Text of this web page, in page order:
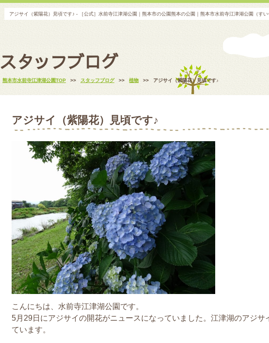
アジサイ（紫陽花）見頃です♪ - ［公式］水前寺江津湖公園｜熊本市の公園熊本の公園｜熊本市水前寺江津湖公園（すい
スタッフブログ
熊本市水前寺江津湖公園TOP >> スタッフブログ >> 植物 >> アジサイ（紫陽花）見頃です♪
アジサイ（紫陽花）見頃です♪
こんにちは、水前寺江津湖公園です。
5月29日にアジサイの開花がニュースになっていました。江津湖のアジサ
ています。